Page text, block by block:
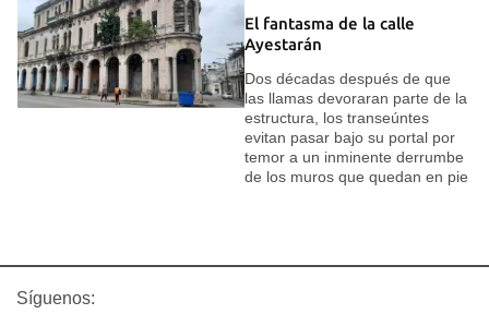
El fantasma de la calle
Ayestarán
Dos décadas después de que
las llamas devoraran parte de la
estructura, los transeúntes
evitan pasar bajo su portal por
temor a un inminente derrumbe
de los muros que quedan en pie
Síguenos: